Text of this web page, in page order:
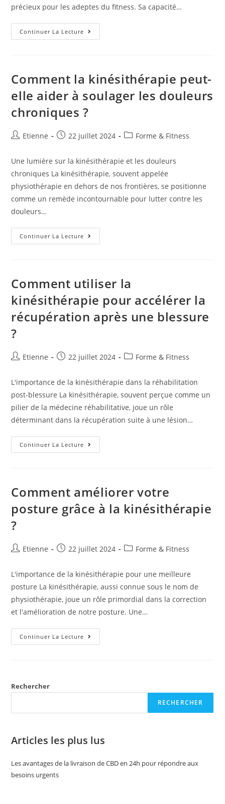
précieux pour les adeptes du fitness. Sa capacité…
Continuer La Lecture
Comment la kinésithérapie peut-
elle aider à soulager les douleurs
chroniques ?
Etienne 22 juillet 2024 Forme & Fitness
Une lumière sur la kinésithérapie et les douleurs
chroniques La kinésithérapie, souvent appelée
physiothérapie en dehors de nos frontières, se positionne
comme un remède incontournable pour lutter contre les
douleurs…
Continuer La Lecture
Comment utiliser la
kinésithérapie pour accélérer la
récupération après une blessure
?
Etienne 22 juillet 2024 Forme & Fitness
L'importance de la kinésithérapie dans la réhabilitation
post-blessure La kinésithérapie, souvent perçue comme un
pilier de la médecine réhabilitative, joue un rôle
déterminant dans la récupération suite à une lésion…
Continuer La Lecture
Comment améliorer votre
posture grâce à la kinésithérapie
?
Etienne 22 juillet 2024 Forme & Fitness
L'importance de la kinésithérapie pour une meilleure
posture La kinésithérapie, aussi connue sous le nom de
physiothérapie, joue un rôle primordial dans la correction
et l'amélioration de notre posture. Une…
Continuer La Lecture
Rechercher
RECHERCHER
Articles les plus lus
Les avantages de la livraison de CBD en 24h pour répondre aux
besoins urgents